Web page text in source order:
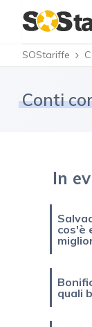
SOStariffe
Conti
In
cos'è
quali